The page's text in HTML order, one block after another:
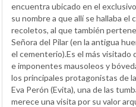
encuentra ubicado en el
su nombre a que allí se hallaba el
recoletos, al que también
Señora del Pilar (en la antigua
el cementerio).Es el más visitado
e imponentes mausoleos y
los principales protagonistas de
Eva Perón (Evita), una de las
merece una visita por su valor